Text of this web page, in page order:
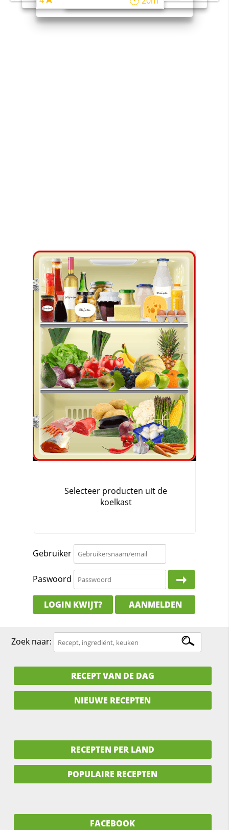
Gebruiker
Paswoord
LOGIN KWIJT? AANMELDEN
Zoek naar:
RECEPT VAN DE DAG
NIEUWE RECEPTEN
RECEPTEN PER LAND
POPULAIRE RECEPTEN
FACEBOOK